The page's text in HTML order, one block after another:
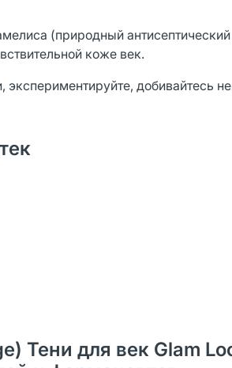
(природный
коже век.
экспериментируйте, добивайтесь
Тени для век Glam